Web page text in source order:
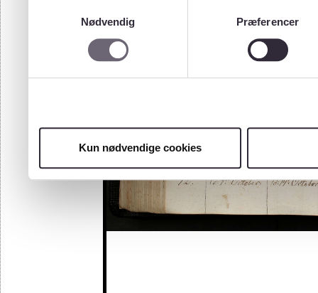
Nødvendig
Præferencer
Kun nødvendige cookies